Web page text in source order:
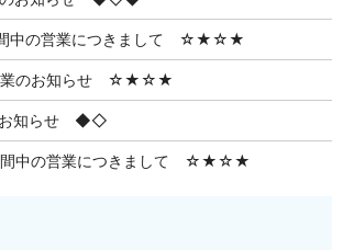
の営業につきまして ☆★☆★
のお知らせ ☆★☆★
知らせ ◆◇
の営業につきまして ☆★☆★